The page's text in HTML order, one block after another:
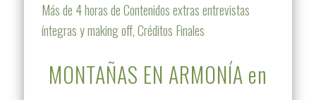
Más de 4 horas de Contenidos extras entrevistas
íntegras y making off, Créditos Finales
MONTAÑAS EN ARMONÍA en